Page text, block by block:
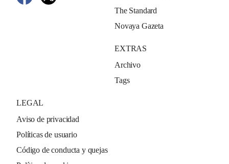
The Standard
Novaya Gazeta
EXTRAS
Archivo
Tags
LEGAL
Aviso de privacidad
Políticas de usuario
Código de conducta y quejas